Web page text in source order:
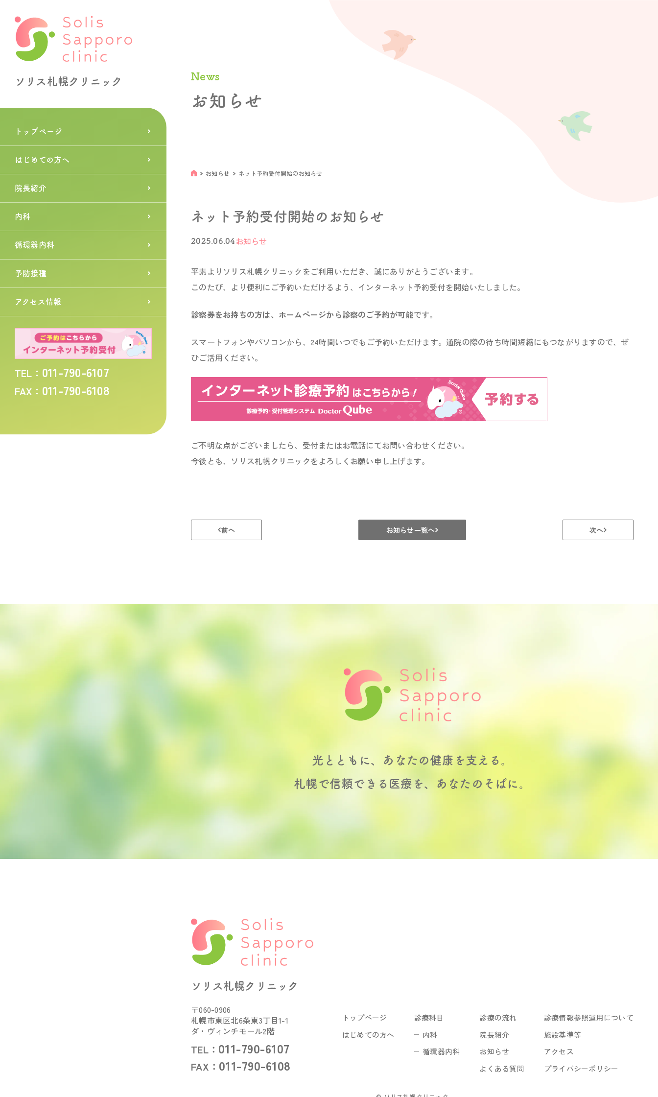
ソリス札幌クリニック
トップページ
はじめての方へ
院長紹介
内科
循環器内科
予防接種
アクセス情報
TEL： 011-790-6107
FAX： 011-790-6108
News
お知らせ
お知らせ ネット予約受付開始のお知らせ
ネット予約受付開始のお知らせ
2025.06.04お知らせ
平素よりソリス札幌クリニックをご利用いただき、誠にありがとうございます。
このたび、より便利にご予約いただけるよう、インターネット予約受付を開始いたしました。
診察券をお持ちの方は、ホームページから診察のご予約が可能です。
スマートフォンやパソコンから、24時間いつでもご予約いただけます。通院の際の待ち時間短縮にもつながりますので、ぜ
ひご活用ください。
ご不明な点がございましたら、受付またはお電話にてお問い合わせください。
今後とも、ソリス札幌クリニックをよろしくお願い申し上げます。
前へ お知らせ一覧へ 次へ
光とともに、
あなたの健康を支える。
札幌で信頼できる医療を、
あなたのそばに。
ソリス札幌クリニック
〒060-0906
札幌市東区北6条東3丁目1-1
ダ・ヴィンチモール2階
TEL： 011-790-6107
FAX： 011-790-6108
トップページ
はじめての方へ
診療科目
内科
循環器内科
診療の流れ
院長紹介
お知らせ
よくある質問
診療情報参照運用について
施設基準等
アクセス
プライバシーポリシー